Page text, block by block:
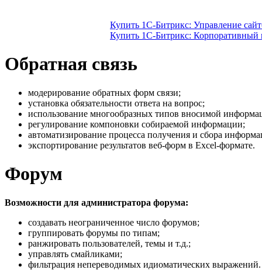
Купить 1С-Битрикс: Управление
Купить 1С-Битрикс: Корпоративный
Обратная связь
модерирование обратных форм связи;
установка обязательности ответа на вопрос;
использование многообразных типов вносимой
регулирование компоновки собираемой информации;
автоматизирование процесса получения и сбора
экспортирование результатов веб-форм в Excel-формате.
Форум
Возможности для администратора форума:
создавать неограниченное число форумов;
группировать форумы по типам;
ранжировать пользователей, темы и т.д.;
управлять смайликами;
фильтрация непереводимых идиоматических выражений.